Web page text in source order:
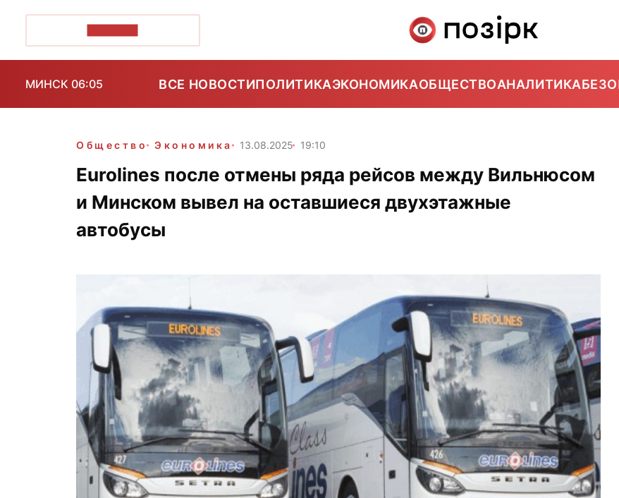
МИНСК 06:05 ВСЕ НОВОСТИПОЛИТИКАЭКОНОМИКАОБЩЕСТВОАНАЛИТИКА
Общество Экономика 13.08.2025 19:10
Eurolines после отмены ряда рейсов между Вильнюсом
и Минском вывел на оставшиеся двухэтажные
автобусы